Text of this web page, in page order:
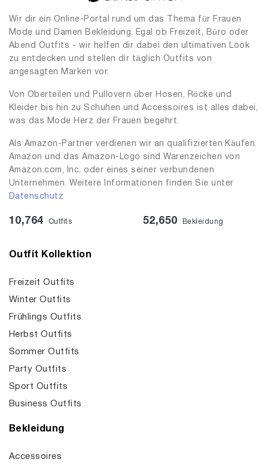
Wir dir ein Online-Portal rund um das Thema für Frauen
Mode und Damen Bekleidung. Egal ob Freizeit, Büro oder
Abend Outfits - wir helfen dir dabei den ultimativen Look
zu entdecken und stellen dir täglich Outfits von
angesagten Marken vor.
Von Oberteilen und Pullovern über Hosen, Röcke und
Kleider bis hin zu Schuhen und Accessoires ist alles dabei,
was das Mode Herz der Frauen begehrt.
Als Amazon-Partner verdienen wir an qualifizierten Käufen.
Amazon und das Amazon-Logo sind Warenzeichen von
Amazon.com, Inc. oder eines seiner verbundenen
Unternehmen. Weitere Informationen finden Sie unter
Datenschutz
10,764 Outfits 52,650 Bekleidung
Outfit Kollektion
Freizeit Outfits
Winter Outfits
Frühlings Outfits
Herbst Outfits
Sommer Outfits
Party Outfits
Sport Outfits
Business Outfits
Bekleidung
Accessoires